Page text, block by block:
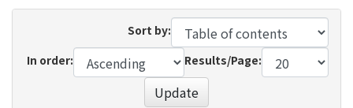
Sort by:
In order:
Results/Page:
Update